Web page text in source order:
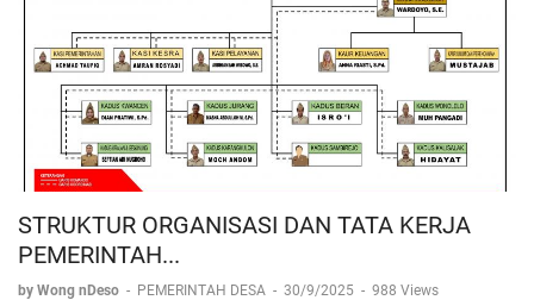
STRUKTUR ORGANISASI DAN TATA KERJA
PEMERINTAH...
by Wong nDeso - PEMERINTAH DESA - 30/9/2025 - 988 Views